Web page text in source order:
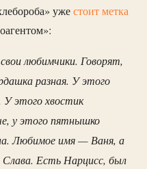
ужестоит метка
любимчики. Говорят,
разная. У этого
этого хвостик
у этого пятнышко
Любимое имя — Ваня, а
Слава. Есть Нарцисс, был